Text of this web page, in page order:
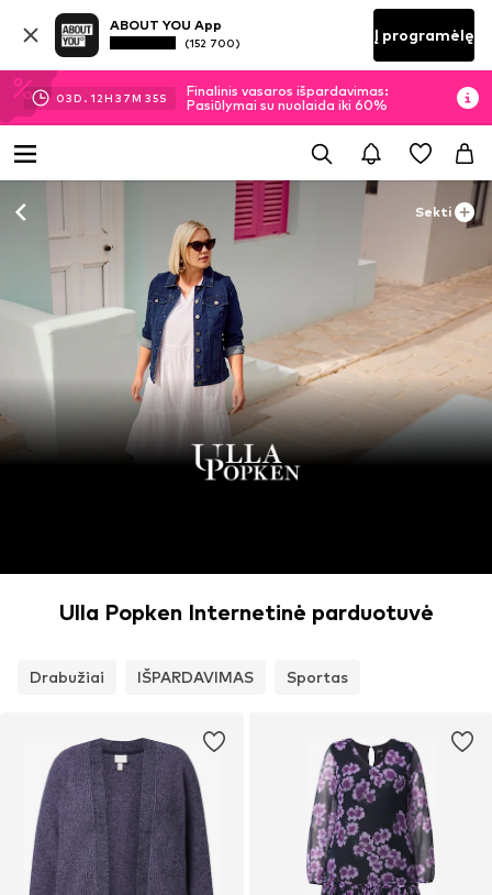
ABOUT YOU App
(152 700) Į programėlę
03D. 12H 37M 33S
Finalinis vasaros išpardavimas:
Pasiūlymai su nuolaida iki 60%
Sekti
Ulla Popken Internetinė parduotuvė
Drabužiai IŠPARDAVIMAS Sportas